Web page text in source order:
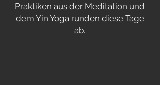
Praktiken aus der Meditation und
dem Yin Yoga runden diese Tage
ab.